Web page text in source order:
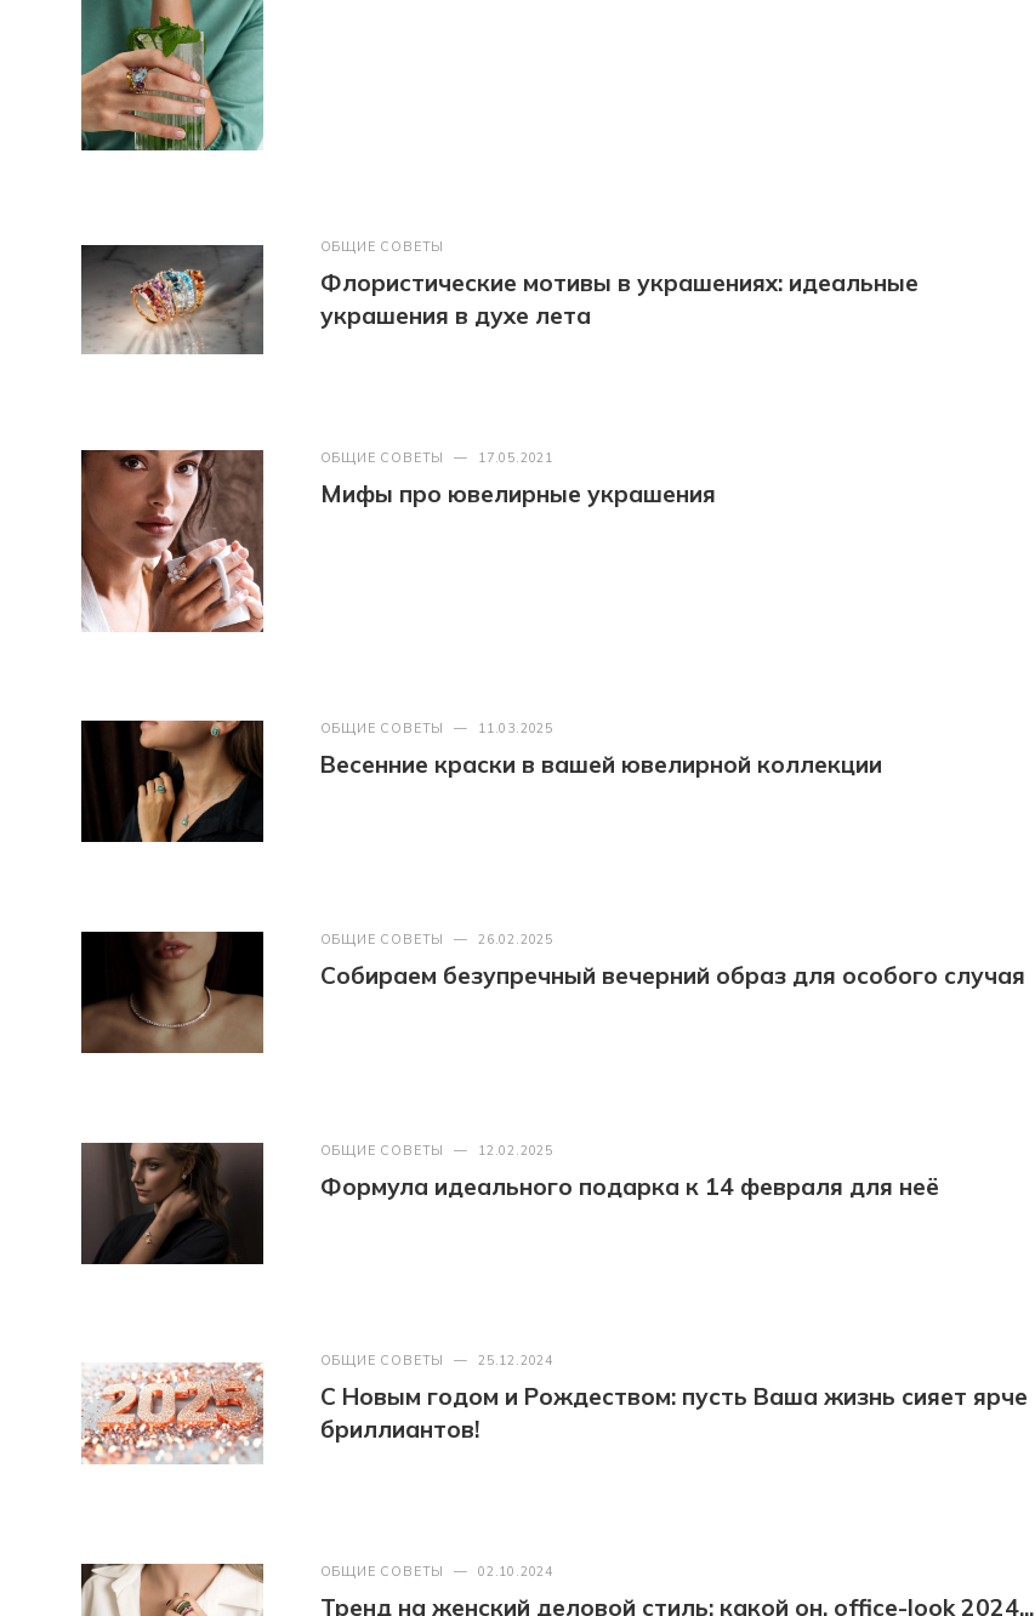
ОБЩИЕ СОВЕТЫ
Флористические мотивы в украшениях: идеальные
украшения в духе лета
ОБЩИЕ СОВЕТЫ — 17.05.2021
Мифы про ювелирные украшения
ОБЩИЕ СОВЕТЫ — 11.03.2025
Весенние краски в вашей ювелирной коллекции
ОБЩИЕ СОВЕТЫ — 26.02.2025
Собираем безупречный вечерний образ для особого случая
ОБЩИЕ СОВЕТЫ — 12.02.2025
Формула идеального подарка к 14 февраля для неё
ОБЩИЕ СОВЕТЫ — 25.12.2024
С Новым годом и Рождеством: пусть Ваша жизнь сияет ярче
бриллиантов!
ОБЩИЕ СОВЕТЫ — 02.10.2024
Тренд на женский деловой стиль: какой он, office-look 2024...